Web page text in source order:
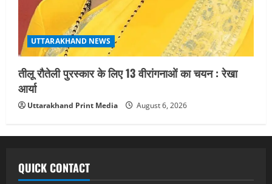
UTTARAKHAND NEWS
तीलू रौतेली पुरस्कार के लिए 13 वीरांगनाओं का चयन : रेखा
आर्या
Uttarakhand Print Media August 6, 2026
QUICK CONTACT